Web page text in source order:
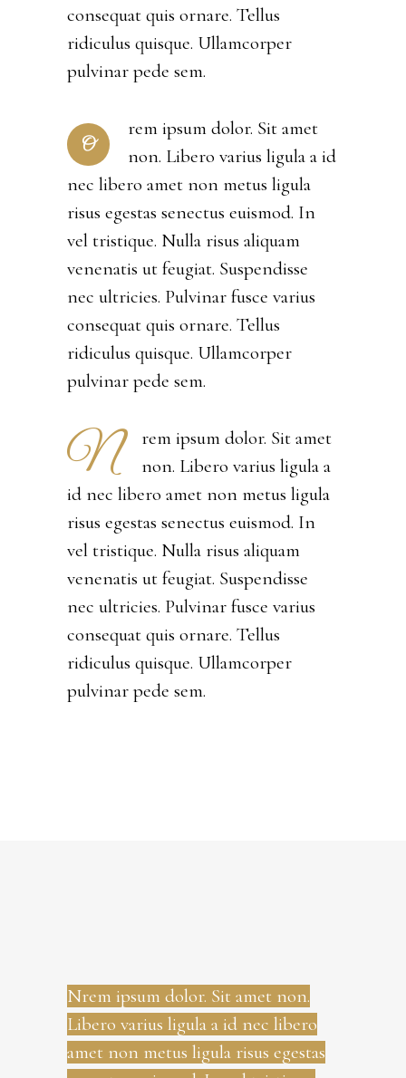
consequat quis ornare. Tellus
ridiculus quisque. Ullamcorper
pulvinar pede sem.
O
rem ipsum dolor. Sit amet
non. Libero varius ligula a id
nec libero amet non metus ligula
risus egestas senectus euismod. In
vel tristique. Nulla risus aliquam
venenatis ut feugiat. Suspendisse
nec ultricies. Pulvinar fusce varius
consequat quis ornare. Tellus
ridiculus quisque. Ullamcorper
pulvinar pede sem.
N
rem ipsum dolor. Sit amet
non. Libero varius ligula a
id nec libero amet non metus ligula
risus egestas senectus euismod. In
vel tristique. Nulla risus aliquam
venenatis ut feugiat. Suspendisse
nec ultricies. Pulvinar fusce varius
consequat quis ornare. Tellus
ridiculus quisque. Ullamcorper
pulvinar pede sem.
Nrem ipsum dolor. Sit amet non.
Libero varius ligula a id nec libero
amet non metus ligula risus egestas